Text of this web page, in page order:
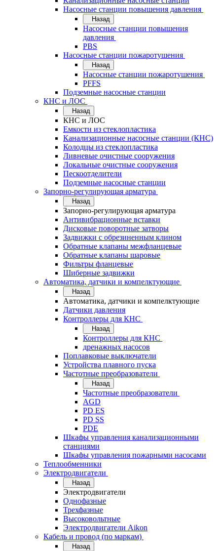
Насосные станции повышения давления
Назад
Насосные станции повышения
давления
PBS
Насосные станции пожаротушения
Назад
Насосные станции пожаротушения
PFFS
Подземные насосные станции
КНС и ЛОС
Назад
КНС и ЛОС
Емкости из стеклопластика
Канализационные насосные станции (КНС)
Колодцы из стеклопластика
Ливневые очистные сооружения
Локальные очистные сооружения
Пескоотделители
Подземные насосные станции
Запорно-регулирующая арматура
Назад
Запорно-регулирующая арматура
Антивибрационные вставки
Дисковые поворотные затворы
Задвижки с обрезиненным клином
Обратные клапаны межфланцевые
Обратные клапаны шаровые
Фильтры фланцевые
Шиберные задвижки
Автоматика, датчики и компелктующие
Назад
Автоматика, датчики и компелктующие
Датчики давления
Контроллеры для КНС
Назад
Контроллеры для КНС
дренажных насосов
Поплавковые выключатели
Устройства плавного пуска
Частотные преобразователи
Назад
Частотные преобразователи
AGD
PD ES
PD SS
PDE
Шкафы управления канализационными
станциями
Шкафы управления пожарными насосами
Теплообменники
Электродвигатели
Назад
Электродвигатели
Однофазные
Трехфазные
Высоковольтные
Электродвигатели Aikon
Кабель и провод (по маркам)
Назад